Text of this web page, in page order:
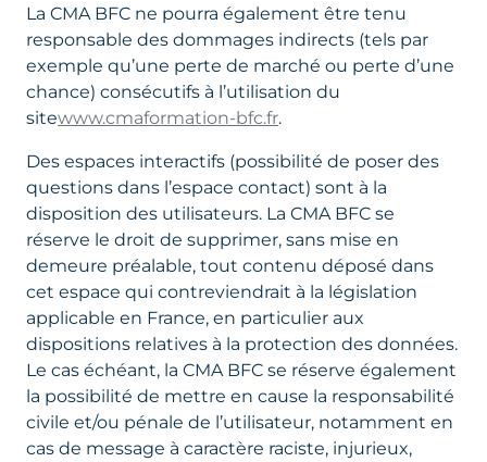
La CMA BFC ne pourra également être tenu
responsable des dommages indirects (tels par
exemple qu’une perte de marché ou perte d’une
chance) consécutifs à l’utilisation du
sitewww.cmaformation-bfc.fr.
Des espaces interactifs (possibilité de poser des
questions dans l’espace contact) sont à la
disposition des utilisateurs. La CMA BFC se
réserve le droit de supprimer, sans mise en
demeure préalable, tout contenu déposé dans
cet espace qui contreviendrait à la législation
applicable en France, en particulier aux
dispositions relatives à la protection des données.
Le cas échéant, la CMA BFC se réserve également
la possibilité de mettre en cause la responsabilité
civile et/ou pénale de l’utilisateur, notamment en
cas de message à caractère raciste, injurieux,